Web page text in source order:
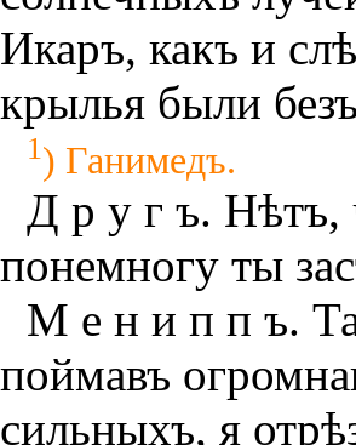
Икаръ, какъ и
крылья были
1) Ганимедъ.
Д р у г ъ. Нѣтъ,
понемногу ты
М е н и п п ъ.
поймавъ
сильныхъ, я